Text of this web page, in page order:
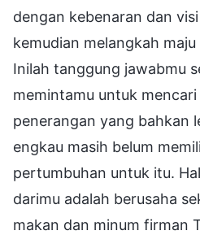
dengan kebenaran dan
kemudian melangkah
Inilah tanggung jawabmu
memintamu untuk
penerangan yang bahkan
engkau masih belum
pertumbuhan untuk itu.
darimu adalah berusaha
makan dan minum firman